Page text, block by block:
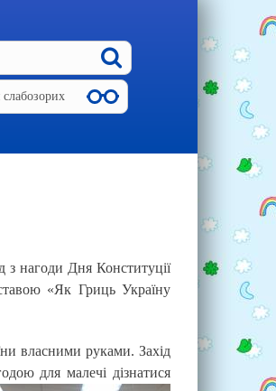
слабозорих
з нагоди Дня Конституції
«Як Гриць Україну
власними руками. Захід
для малечі дізнатися